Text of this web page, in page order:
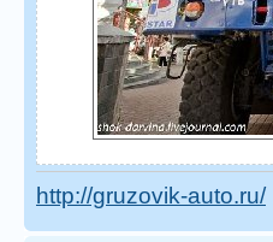
http://gruzovik-auto.ru/